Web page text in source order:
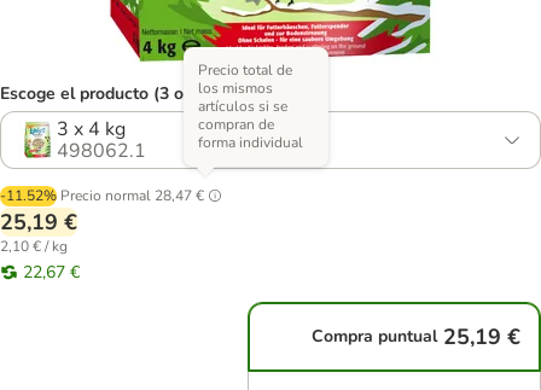
Escoge el producto (3 opciones)
3 x 4 kg
498062.1
-11.52% Precio normal 28,47 €
Precio total de
los mismos
artículos si se
compran de
forma individual
25,19 €
2,10 € / kg
22,67 €
Compra puntual 25,19 €